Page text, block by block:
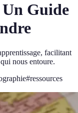
Guide
facilitant
nous entoure.
#ressources